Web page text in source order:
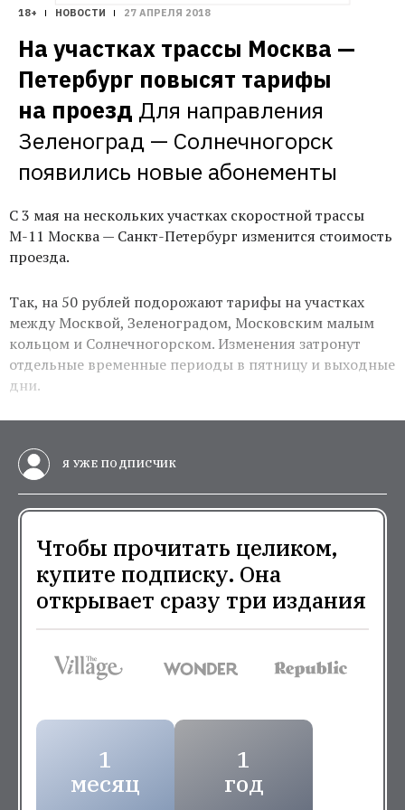
18+ НОВОСТИ 27 АПРЕЛЯ 2018
На участках трассы Москва —
Петербург повысят тарифы
на проезд Для направления
Зеленоград — Солнечногорск
появились новые абонементы
С 3 мая на нескольких участках скоростной трассы
М-11 Москва — Санкт-Петербург изменится стоимость
проезда.
Так, на 50 рублей подорожают тарифы на участках
между Москвой, Зеленоградом, Московским малым
кольцом и Солнечногорском. Изменения затронут
отдельные временные периоды в пятницу и выходные
дни.
Я УЖЕ ПОДПИСЧИК
Чтобы прочитать целиком,
купите подписку. Она
открывает сразу три издания
1
месяц
1
год